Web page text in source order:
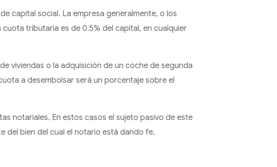
capital social. La empresa generalmente, o los
tributaria es de 0.5% del capital, en cualquier
viviendas o la adquisición de un coche de segunda
a desembolsar será un porcentaje sobre el
notariales. En estos casos el sujeto pasivo de este
del bien del cual el notario está dando fe.